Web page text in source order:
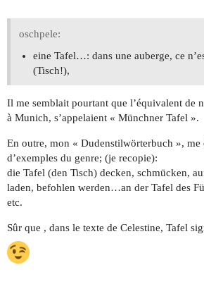
oschpele:
eine Tafel…: dans une auberge, ce
(Tisch!),
Il me semblait pourtant que l’équivalent de
à Munich, s’appelaient « Münchner Tafel ».
En outre, mon « Dudenstilwörterbuch », me
d’exemples du genre; (je recopie):
die Tafel (den Tisch) decken, schmücken,
laden, befohlen werden…an der Tafel des
etc.
Sûr que , dans le texte de Celestine, Tafel